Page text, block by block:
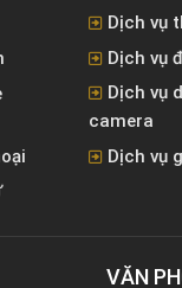
Dịch vụ
Dịch vụ
Dịch vụ
camera
Dịch vụ
VĂN